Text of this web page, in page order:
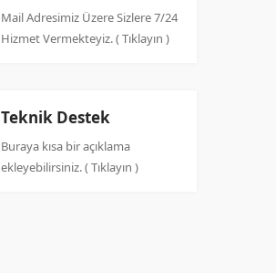
Mail Adresimiz Üzere Sizlere 7/24
Hizmet Vermekteyiz. ( Tıklayın )
Teknik Destek
Buraya kısa bir açıklama
ekleyebilirsiniz. ( Tıklayın )